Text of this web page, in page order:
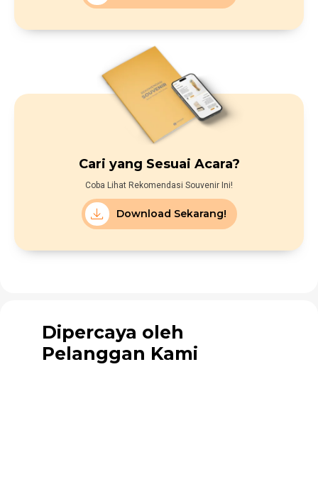
Cari yang Sesuai Acara?
Coba Lihat Rekomendasi Souvenir Ini!
Download Sekarang!
Dipercaya oleh
Pelanggan Kami